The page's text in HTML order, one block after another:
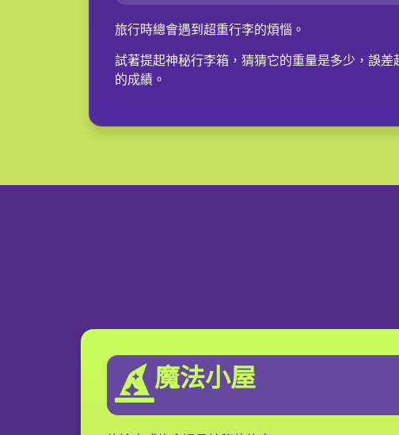
旅行時總會遇到超重行李的煩惱。
試著提起神秘行李箱，猜猜它的重量是多少，誤差
的成績。
魔法小屋